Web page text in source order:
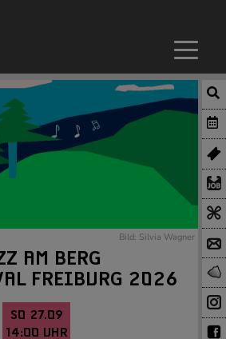
Bild: Silvia Wagner
AM BERG
FREIBURG 2026
SO 27.09
14:00 UHR